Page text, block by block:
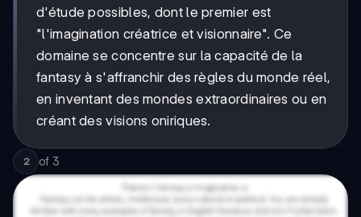
d'étude possibles, dont le premier est
"l'imagination créatrice et visionnaire". Ce
domaine se concentre sur la capacité de la
fantasy à s'affranchir des règles du monde réel,
en inventant des mondes extraordinaires ou en
créant des visions oniriques.
2 of 3